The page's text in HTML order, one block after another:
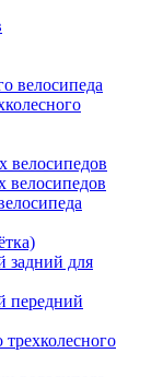
велосипеда
велосипедов
велосипедов
задний для
передний